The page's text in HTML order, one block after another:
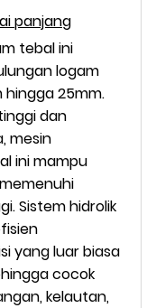
panjang
tebal ini
logam
hingga 25mm.
dan
mesin
ini mampu
Sistem hidrolik
yang luar biasa
cocok
kelautan,